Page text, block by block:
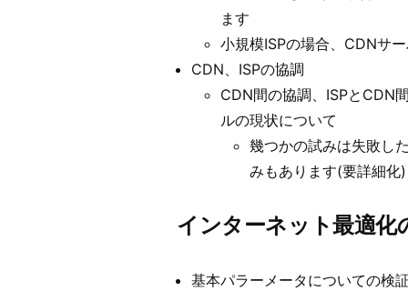
ます
小規模ISPの場合、CDNサ
CDN、ISPの協調
CDN間の協調、ISPとCDN
ルの現状について
幾つかの試みは失敗し
みもあります(要詳細化)
インターネット最適化
基本パラーメータについての検